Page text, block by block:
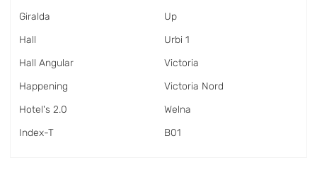
Giralda
Hall
Hall Angular
Happening
Hotel's 2.0
Index-T
Up
Urbi 1
Victoria
Victoria Nord
Welna
В01